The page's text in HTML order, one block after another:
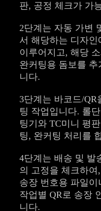
판, 공정 체크가 가
2단계는 자동 가변
서 해당하는 디자인
이루어지고, 해당
완커팅용 돔보를
니다.
3단계는 바코드/QR
팅 작업입니다. 롤
팅기와 TC미니 평
팅, 완커팅 처리를
4단계는 배송 및 발
의 고정을 체크하여
송장 번호용 파일
작업별 QR로 송장
니다.